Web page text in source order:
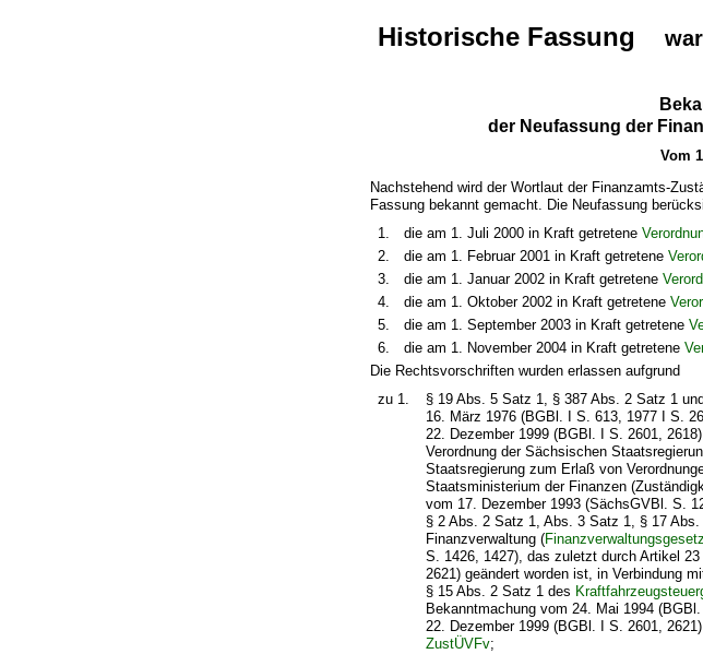
Historische Fassung
der Neufassung der
Vom
Nachstehend wird der Wortlaut der Finanzamts-
Fassung bekannt gemacht. Die Neufassung
1.
die am 1. Juli 2000 in Kraft getretene
2.
die am 1. Februar 2001 in Kraft getretene
3.
die am 1. Januar 2002 in Kraft getretene
4.
die am 1. Oktober 2002 in Kraft getretene
5.
die am 1. September 2003 in Kraft getretene
6.
die am 1. November 2004 in Kraft getretene
Die Rechtsvorschriften wurden erlassen aufgrund
zu 1.
§ 19 Abs. 5 Satz 1, § 387 Abs. 2 Satz 1
16. März 1976 (BGBl. I S. 613, 1977 I S.
22. Dezember 1999 (BGBl. I S. 2601,
Verordnung der Sächsischen
Staatsregierung zum Erlaß von
Staatsministerium der Finanzen
vom 17. Dezember 1993 (SächsGVBl. S.
§ 2 Abs. 2 Satz 1, Abs. 3 Satz 1, § 17
Finanzverwaltung (
S. 1426, 1427), das zuletzt durch Artikel
2621) geändert worden ist, in Verbindung
§ 15 Abs. 2 Satz 1 des
Bekanntmachung vom 24. Mai 1994
22. Dezember 1999 (BGBl. I S. 2601,
ZustÜVFv;